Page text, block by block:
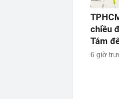
chiều
Tám
6 giờ